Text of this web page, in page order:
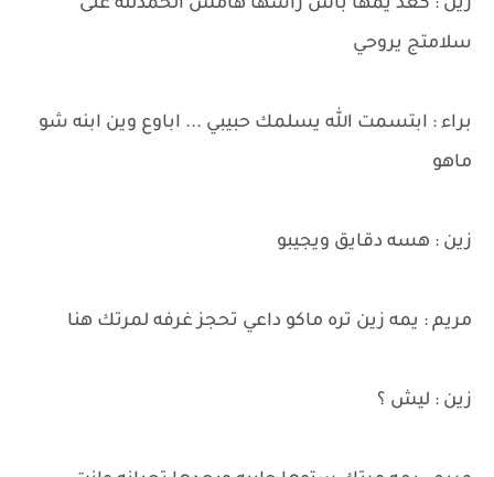
زين : كعد يمها باس راسها هامس الحمدلله على
سلامتج يروحي
براء : ابتسمت الله يسلمك حبيبي ... اباوع وين ابنه شو
ماهو
زين : هسه دقايق ويجيبو
مريم : يمه زين تره ماكو داعي تحجز غرفه لمرتك هنا
زين : ليش ؟